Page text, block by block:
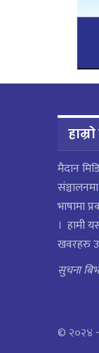
मैदान
भाषामा
। हामी
खवरहरु
सुचना
© २०२४ -